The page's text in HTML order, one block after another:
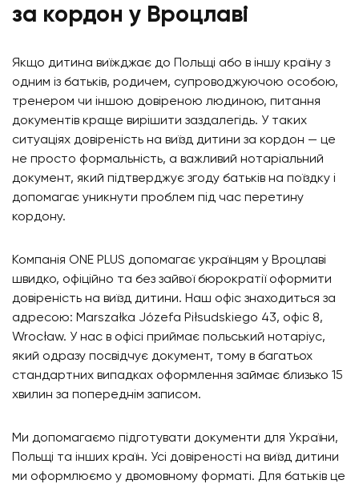
за кордон у Вроцлаві
Якщо дитина виїжджає до Польщі або в іншу країну з
одним із батьків, родичем, супроводжуючою особою,
тренером чи іншою довіреною людиною, питання
документів краще вирішити заздалегідь. У таких
ситуаціях довіреність на виїзд дитини за кордон — це
не просто формальність, а важливий нотаріальний
документ, який підтверджує згоду батьків на поїздку і
допомагає уникнути проблем під час перетину
кордону.
Компанія ONE PLUS допомагає українцям у Вроцлаві
швидко, офіційно та без зайвої бюрократії оформити
довіреність на виїзд дитини. Наш офіс знаходиться за
адресою: Marszałka Józefa Piłsudskiego 43, офіс 8,
Wrocław. У нас в офісі приймає польський нотаріус,
який одразу посвідчує документ, тому в багатьох
стандартних випадках оформлення займає близько 15
хвилин за попереднім записом.
Ми допомагаємо підготувати документи для України,
Польщі та інших країн. Усі довіреності на виїзд дитини
ми оформлюємо у двомовному форматі. Для батьків це